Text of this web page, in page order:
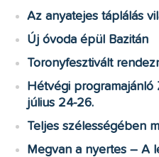
Az anyatejes táplálás
Új óvoda épül Bazitán
Toronyfesztivált
Hétvégi
július 24-26.
Teljes szélességében
Megvan a nyertes – A